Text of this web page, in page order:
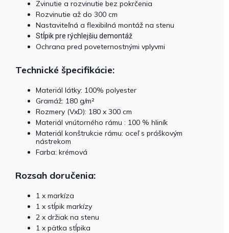
Zvinutie a rozvinutie bez pokrčenia
Rozvinutie až do 300 cm
Nastaviteľná a flexibilná montáž na stenu
Stĺpik pre rýchlejšiu demontáž
Ochrana pred poveternostnými vplyvmi
Technické špecifikácie:
Materiál látky: 100% polyester
Gramáž: 180 g/m²
Rozmery (VxD): 180 x 300 cm
Materiál vnútorného rámu : 100 % hliník
Materiál konštrukcie rámu: oceľ s práškovým
nástrekom
Farba: krémová
Rozsah doručenia:
1 x markíza
1 x stĺpik markízy
2 x držiak na stenu
1 x pätka stĺpika